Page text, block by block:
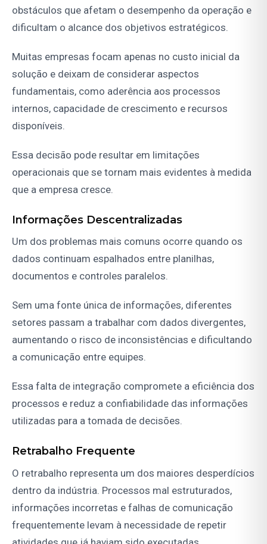
obstáculos que afetam o desempenho da operação e
dificultam o alcance dos objetivos estratégicos.
Muitas empresas focam apenas no custo inicial da
solução e deixam de considerar aspectos
fundamentais, como aderência aos processos
internos, capacidade de crescimento e recursos
disponíveis.
Essa decisão pode resultar em limitações
operacionais que se tornam mais evidentes à medida
que a empresa cresce.
Informações Descentralizadas
Um dos problemas mais comuns ocorre quando os
dados continuam espalhados entre planilhas,
documentos e controles paralelos.
Sem uma fonte única de informações, diferentes
setores passam a trabalhar com dados divergentes,
aumentando o risco de inconsistências e dificultando
a comunicação entre equipes.
Essa falta de integração compromete a eficiência dos
processos e reduz a confiabilidade das informações
utilizadas para a tomada de decisões.
Retrabalho Frequente
O retrabalho representa um dos maiores desperdícios
dentro da indústria. Processos mal estruturados,
informações incorretas e falhas de comunicação
frequentemente levam à necessidade de repetir